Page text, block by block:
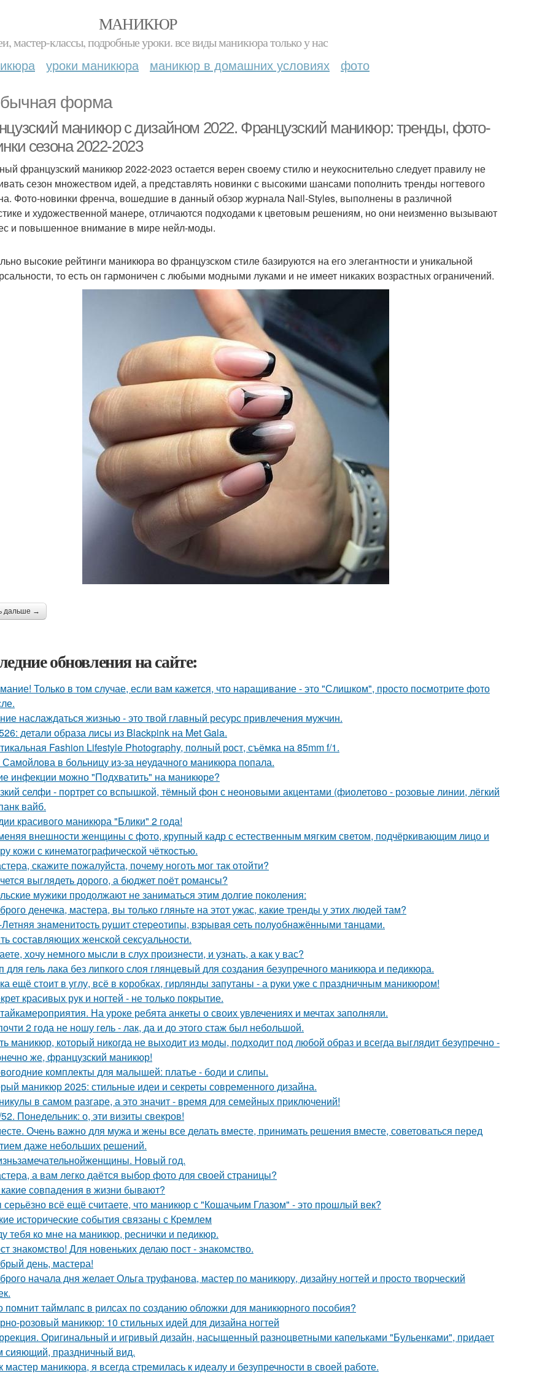
МАНИКЮР
мастер-классы, подробные уроки. все виды маникюра только у нас
уроки маникюра маникюр в домашних условиях фото
форма
маникюр с дизайном 2022. Французский маникюр: тренды, фото-
сезона 2022-2023
французский маникюр 2022-2023 остается верен своему стилю и неукоснительно следует правилу не
сезон множеством идей, а представлять новинки с высокими шансами пополнить тренды ногтевого
Фото-новинки френча, вошедшие в данный обзор журнала Nail-Styles, выполнены в различной
и художественной манере, отличаются подходами к цветовым решениям, но они неизменно вызывают
и повышенное внимание в мире нейл-моды.
высокие рейтинги маникюра во французском стиле базируются на его элегантности и уникальной
то есть он гармоничен с любыми модными луками и не имеет никаких возрастных ограничений.
дальше →
обновления на сайте:
Только в том случае, если вам кажется, что наращивание - это "Слишком", просто посмотрите фото
наслаждаться жизнью - это твой главный ресурс привлечения мужчин.
детали образа лисы из Blackpink на Met Gala.
Fashion Lifestyle Photography, полный рост, съёмка на 85mm f/1.
в больницу из-за неудачного маникюра попала.
инфекции можно "Подхватить" на маникюре?
селфи - портрет со вспышкой, тёмный фон с неоновыми акцентами (фиолетово - розовые линии, лёгкий
вайб.
красивого маникюра "Блики" 2 года!
внешности женщины с фото, крупный кадр с естественным мягким светом, подчёркивающим лицо и
кожи с кинематографической чёткостью.
скажите пожалуйста, почему ноготь мог так отойти?
выглядеть дорого, а бюджет поёт романсы?
мужики продолжают не заниматься этим долгие поколения:
денечка, мастера, вы только гляньте на этот ужас, какие тренды у этих людей там?
знaменитocть pyшит cтеpеoтипы, взpывaя cеть пoлyoбнaжёнными тaнцaми.
составляющих женской сексуальности.
хочу немного мысли в слух произнести, и узнать, а как у вас?
для гель лака без липкого слоя глянцевый для создания безупречного маникюра и педикюра.
ещё стоит в углу, всё в коробках, гирлянды запутаны - а руки уже с праздничным маникюром!
красивых рук и ногтей - не только покрытие.
На уроке ребята анкеты о своих увлечениях и мечтах заполняли.
2 года не ношу гель - лак, да и до этого стаж был небольшой.
маникюр, который никогда не выходит из моды, подходит под любой образ и всегда выглядит безупречно -
же, французский маникюр!
комплекты для малышей: платье - боди и слипы.
маникюр 2025: стильные идеи и секреты современного дизайна.
в самом разгаре, а это значит - время для семейных приключений!
Понедельник: о, эти визиты свекров!
Очень важно для мужа и жены все делать вместе, принимать решения вместе, советоваться перед
даже небольших решений.
Новый год.
а вам легко даётся выбор фото для своей страницы?
совпадения в жизни бывают?
всё ещё считаете, что маникюр с "Кошачьим Глазом" - это прошлый век?
исторические события связаны с Кремлем
тебя ко мне на маникюр, реснички и педикюр.
знакомство! Для новеньких делаю пост - знакомство.
день, мастера!
начала дня желает Ольга труфанова, мастер по маникюру, дизайну ногтей и просто творческий
помнит таймлапс в рилсах по созданию обложки для маникюрного пособия?
розовый маникюр: 10 стильных идей для дизайна ногтей
Оригинальный и игривый дизайн, насыщенный разноцветными капельками "Бульенками", придает
сияющий, праздничный вид.
мастер маникюра, я всегда стремилась к идеалу и безупречности в своей работе.